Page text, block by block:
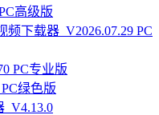
高级版
下载器_V2026.07.29 PC
PC专业版
绿色版
_V4.13.0